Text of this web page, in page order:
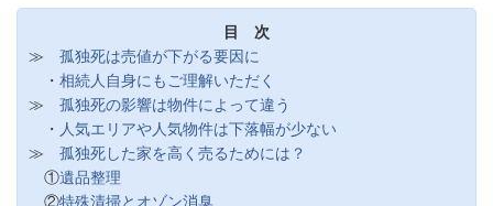
目 次
≫ 孤独死は売値が下がる要因に
・ 相続人自身にもご理解いただく
≫ 孤独死の影響は物件によって違う
・ 人気エリアや人気物件は下落幅が少ない
≫ 孤独死した家を高く売るためには？
①遺品整理
②特殊清掃とオゾン消臭